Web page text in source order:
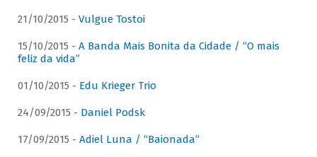
21/10/2015 - Vulgue Tostoi
15/10/2015 - A Banda Mais Bonita da Cidade / “O mais
feliz da vida”
01/10/2015 - Edu Krieger Trio
24/09/2015 - Daniel Podsk
17/09/2015 - Adiel Luna / “Baionada”